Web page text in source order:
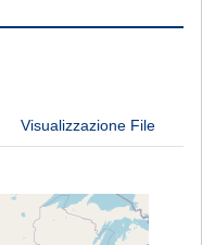
Visualizzazione File